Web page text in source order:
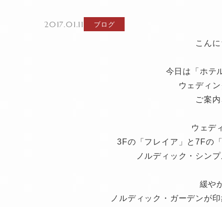
2017.01.11 ブログ
こん
今日は「ホテ
ウェディ
ご案
ウェデ
3Fの「フレイア」と7Fの
ノルディック・シン
緩や
ノルディック・ガーデンが